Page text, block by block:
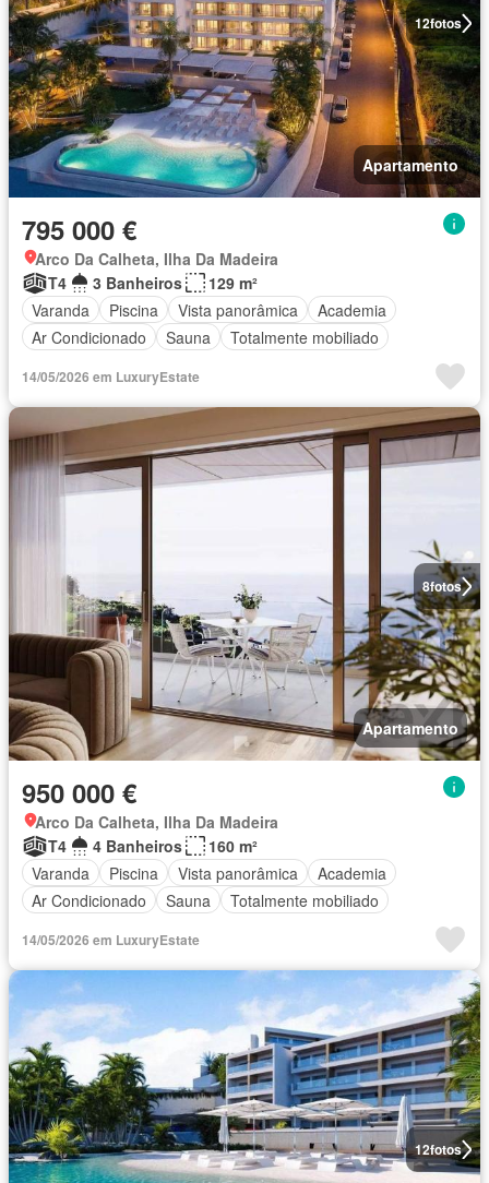
12fotos
Apartamento
795 000 €
Arco Da Calheta, Ilha Da Madeira
T4
3 Banheiros
129 m²
Varanda
Piscina Vista panorâmica
Academia
Ar Condicionado
Sauna Totalmente mobiliado
14/05/2026 em LuxuryEstate
8fotos
Apartamento
950 000 €
Arco Da Calheta, Ilha Da Madeira
T4
4 Banheiros
160 m²
Varanda
Piscina Vista panorâmica
Academia
Ar Condicionado
Sauna Totalmente mobiliado
14/05/2026 em LuxuryEstate
12fotos